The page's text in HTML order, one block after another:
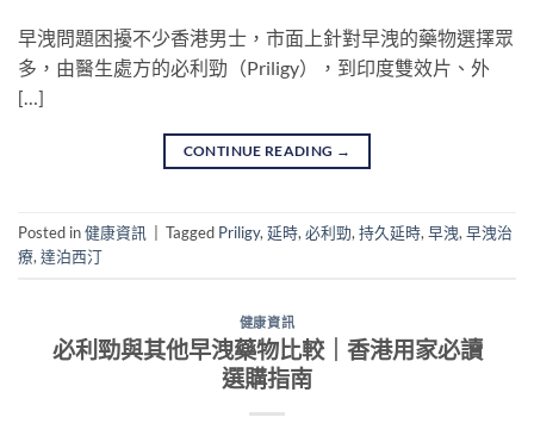
早洩問題困擾不少香港男士，市面上針對早洩的藥物選擇眾
多，由醫生處方的必利勁（Priligy），到印度雙效片、外
[…]
CONTINUE READING →
Posted in健康資訊 Tagged Priligy,延時,必利勁,持久延時,早洩,早洩治
療,達泊西汀
健康資訊
必利勁與其他早洩藥物比較｜香港用家必讀
選購指南